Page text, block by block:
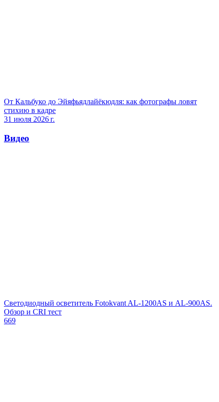
От Кальбуко до Эйяфьядлайёкюдля: как фотографы ловят
стихию в кадре
31 июля 2026 г.
Видео
Светодиодный осветитель Fotokvant AL-1200AS и AL-900AS.
Обзор и CRI тест
669